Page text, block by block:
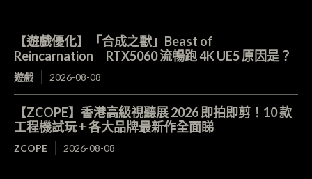
【遊戲優化】「合成之獸」Beast of
Reincarnation RTX5060 流暢跑 4K UE5 原因是？
遊戲 2026-08-08
【ZCOPE】香港高級視聽展 2026 即拍即剪！10 款
工程機試玩 + 各大品牌最新作全面睇
ZCOPE 2026-08-08